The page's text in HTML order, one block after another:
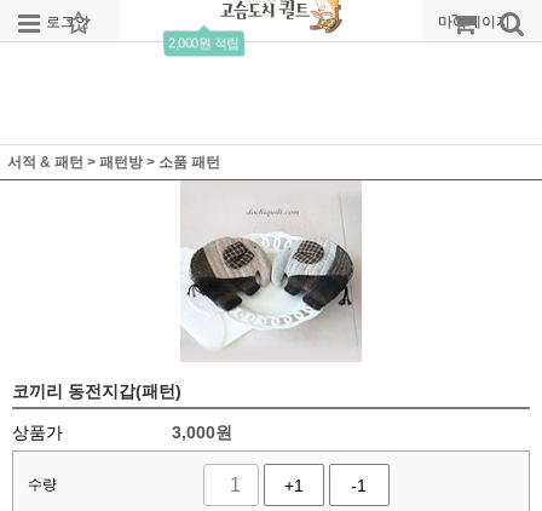
로그인 회원가입
2,000원 적립
주문조회 마이페이지
서적 & 패턴 > 패턴방> 소품 패턴
코끼리 동전지갑(패턴)
상품가 3,000원
수량 +1 -1